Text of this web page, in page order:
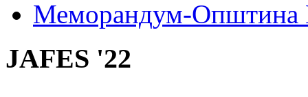
Меморандум-Општина
JAFES '22